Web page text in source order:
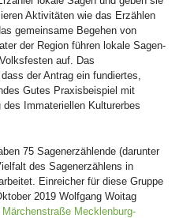
Aktivitäten wie das Erzählen
gemeinsame Begehen von
der Region führen lokale Sagen-
auf. Das
der Antrag ein fundiertes,
Gutes Praxisbeispiel mit
Immateriellen Kulturerbes
75 Sagenerzählende (darunter
des Sagenerzählens in
Einreicher für diese Gruppe
2019 Wolfgang Woitag
Mecklenburg-